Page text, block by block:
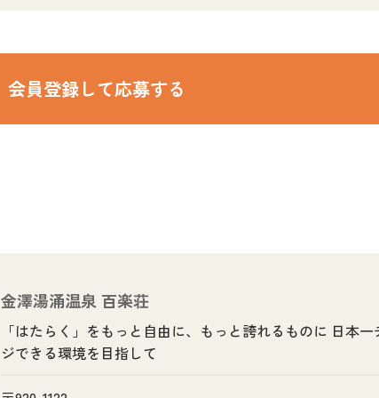
会員登録して応募する
金澤湯涌温泉 百楽荘
「はたらく」をもっと自由に、もっと誇れるものに 日本一
ジできる環境を目指して